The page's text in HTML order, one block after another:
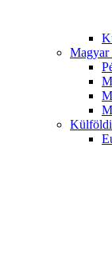
Magyar
Külföldi